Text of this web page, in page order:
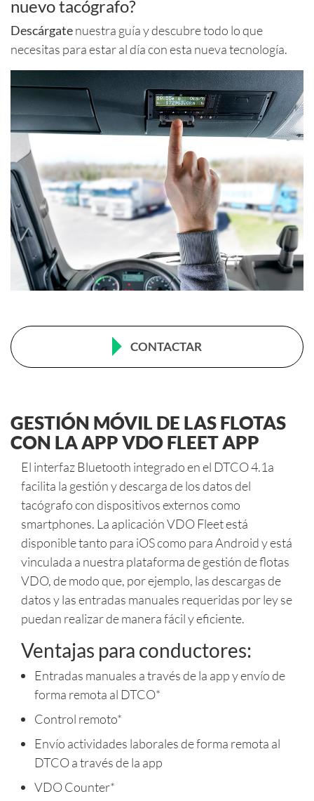
nuevo tacógrafo?
Descárgatenuestra guía y descubre todo lo que
necesitas para estar al día con esta nueva tecnología.
CONTACTAR
GESTIÓN MÓVIL DE LAS FLOTAS
CON LA APP VDO FLEET APP
El interfaz Bluetooth integrado en el DTCO 4.1a
facilita la gestión y descarga de los datos del
tacógrafo con dispositivos externos como
smartphones. La aplicación VDO Fleet está
disponible tanto para iOS como para Android y está
vinculada a nuestra plataforma de gestión de flotas
VDO, de modo que, por ejemplo, las descargas de
datos y las entradas manuales requeridas por ley se
puedan realizar de manera fácil y eficiente.
Ventajas para conductores:
Entradas manuales a través de la app y envío de
forma remota al DTCO*
Control remoto*
Envío actividades laborales de forma remota al
DTCO a través de la app
VDO Counter*